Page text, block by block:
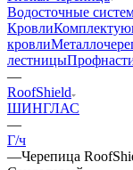
Водосточные
Кровли
кровли
лестницы
—
RoofShield
ШИНГЛАС
—
Г/ч
—Черепица